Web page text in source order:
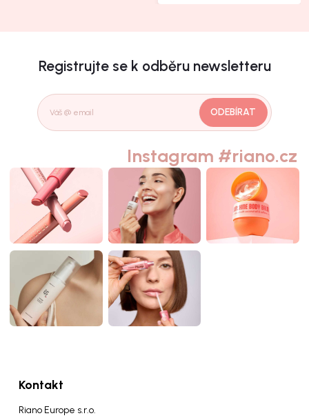
Registrujte se k odběru newsletteru
ODEBÍRAT
Instagram #riano.cz
Kontakt
Riano Europe s.r.o.